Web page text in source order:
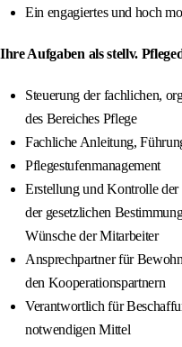
Ein engagiertes und hoch
Ihre Aufgaben als stellv.
Steuerung der fachlichen,
des Bereiches Pflege
Fachliche Anleitung,
Pflegestufenmanagement
Erstellung und Kontrolle
der gesetzlichen
Wünsche der Mitarbeiter
Ansprechpartner für
den Kooperationspartnern
Verantwortlich für
notwendigen Mittel